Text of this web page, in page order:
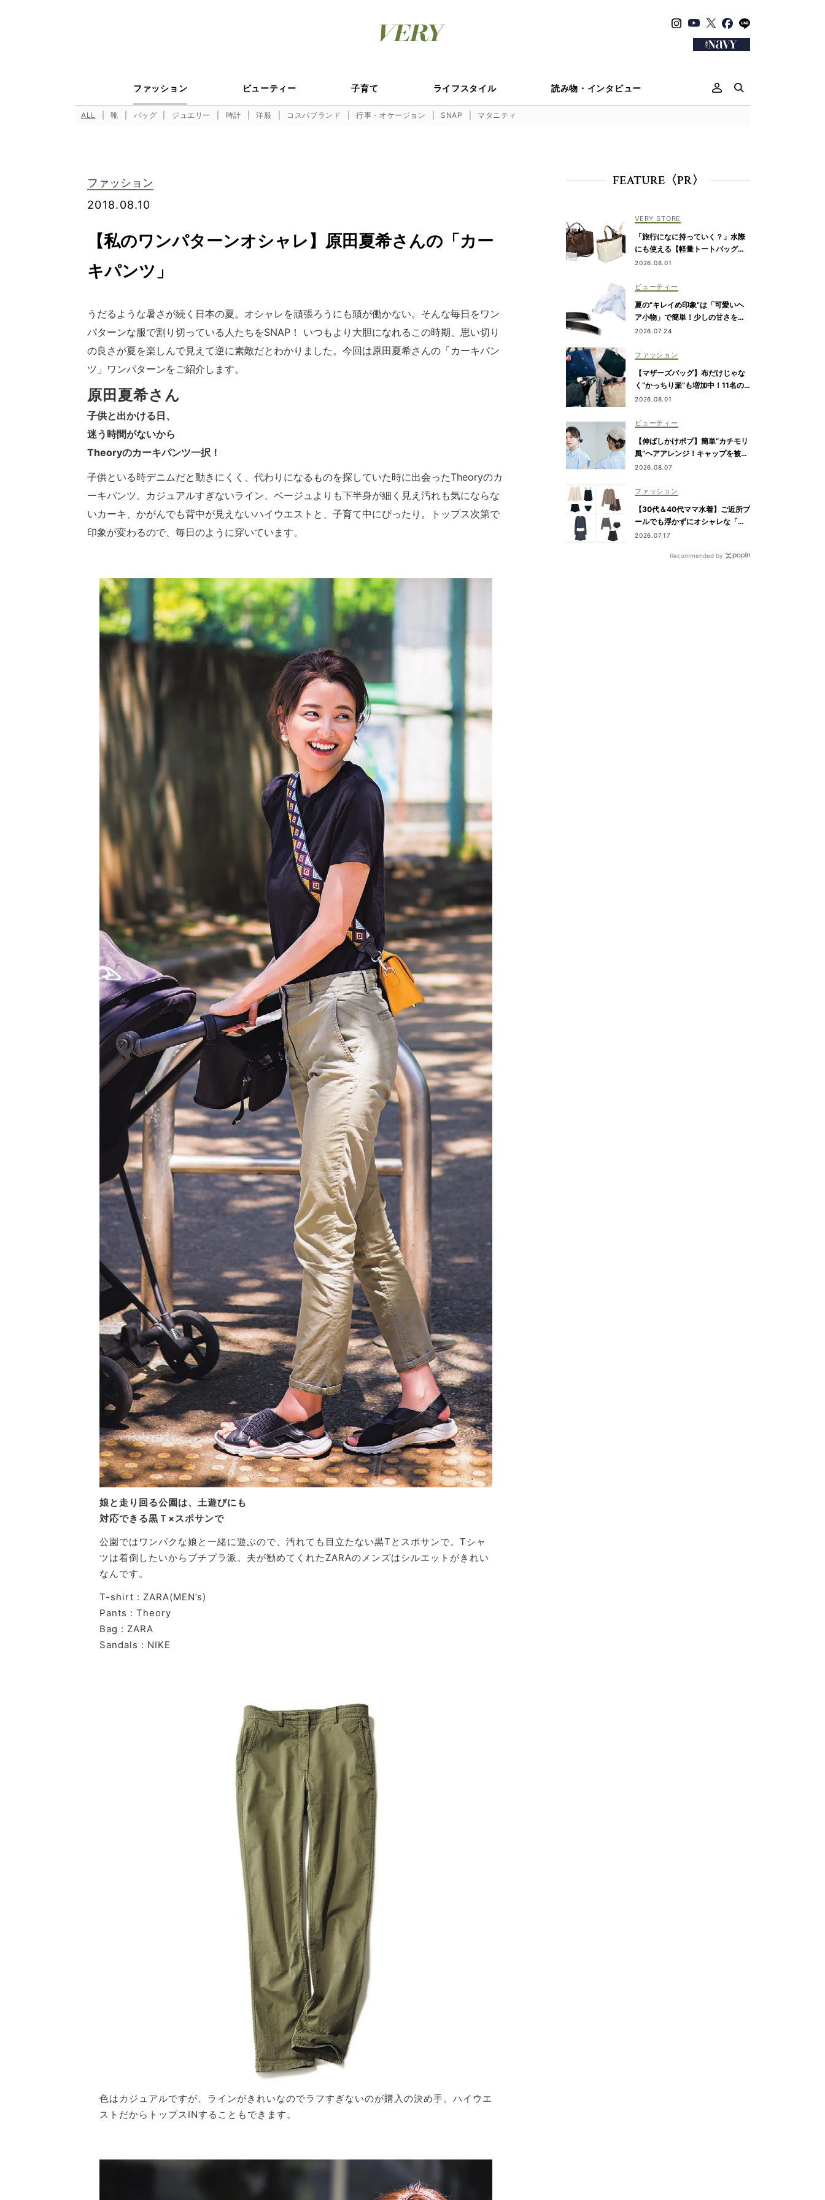
ファッション ビューティー 子育て ライフスタイル 読み物・インタビュー
ALL 靴 バッグ ジュエリー 時計 洋服 コスパブランド 行事・オケージョン SNAP マタニティ
ファッション
2018.08.10
【私のワンパターンオシャレ】原田夏希さんの「カー
キパンツ」
うだるような暑さが続く日本の夏。オシャレを頑張ろうにも頭が働かない。そんな毎日をワン
パターンな服で割り切っている人たちをSNAP！ いつもより大胆になれるこの時期、思い切り
の良さが夏を楽しんで見えて逆に素敵だとわかりました。今回は原田夏希さんの「カーキパン
ツ」ワンパターンをご紹介します。
原田夏希さん
子供と出かける日、
迷う時間がないから
Theoryのカーキパンツ一択！
子供といる時デニムだと動きにくく、代わりになるものを探していた時に出会ったTheoryのカ
ーキパンツ。カジュアルすぎないライン、ベージュよりも下半身が細く見え汚れも気にならな
いカーキ、かがんでも背中が見えないハイウエストと、子育て中にぴったり。トップス次第で
印象が変わるので、毎日のように穿いています。
娘と走り回る公園は、土遊びにも
対応できる黒Ｔ×スポサンで
公園ではワンパクな娘と一緒に遊ぶので、汚れても目立たない黒Tとスポサンで。Tシャ
ツは着倒したいからプチプラ派。夫が勧めてくれたZARAのメンズはシルエットがきれい
なんです。
T-shirt : ZARA(MEN’s)
Pants : Theory
Bag : ZARA
Sandals : NIKE
色はカジュアルですが、ラインがきれいなのでラフすぎないのが購入の決め手。ハイウエ
ストだからトップスINすることもできます。
FEATURE〈PR〉
VERY STORE
「旅行になに持っていく？」水際
にも使える【軽量トートバッグ】4
選
2026.08.01
ビューティー
夏の“キレイめ印象”は「可愛いヘ
ア小物」で簡単！少しの甘さを盛
れる5選
2026.07.24
ファッション
【マザーズバッグ】布だけじゃな
く“かっちり派”も増加中！11名の
愛用ブランドは？
2026.08.01
ビューティー
【伸ばしかけボブ】簡単“カチモリ
風”ヘアアレンジ！キャップを被っ
ても潰れない
2026.08.07
ファッション
【30代＆40代ママ水着】ご近所プ
ールでも浮かずにオシャレな「ラ
ッシュガード＆ショートパンツセ
2026.07.17
Recommended by